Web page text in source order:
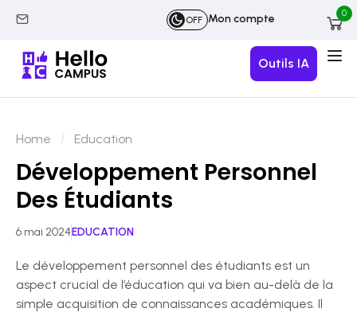
OFF Mon compte 0
Outils IA
Home Education
Développement Personnel
Des Étudiants
6 mai 2024EDUCATION
Le développement personnel des étudiants est un
aspect crucial de l’éducation qui va bien au-delà de la
simple acquisition de connaissances académiques. Il